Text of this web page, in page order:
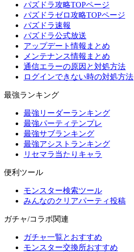
パズドラ攻略TOPページ
パズドラゼロ攻略TOPページ
パズドラ速報
パズドラ公式放送
アップデート情報まとめ
メンテナンス情報まとめ
通信エラーの原因と対処方法
ログインできない時の対処方法
最強ランキング
最強リーダーランキング
最強パーティテンプレ
最強サブランキング
最強アシストランキング
リセマラ当たりキャラ
便利ツール
モンスター検索ツール
みんなのクリアパーティ投稿
ガチャ/コラボ関連
ガチャ一覧とおすすめ
モンスター交換所おすすめ